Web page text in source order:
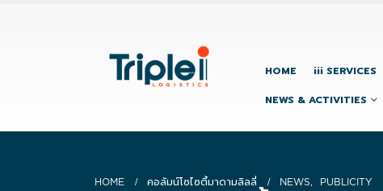
HOME iii SERVICES
NEWS & ACTIVITIES
HOME คอลัมน์โซไซตี้มาดามลิลลี่ NEWS, PUBLICITY